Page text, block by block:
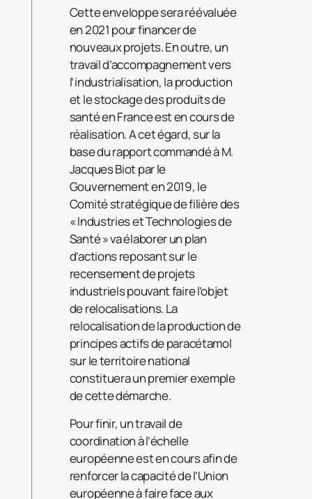
Cette enveloppe sera réévaluée
en 2021 pour financer de
nouveaux projets. En outre, un
travail d’accompagnement vers
l’industrialisation, la production
et le stockage des produits de
santé en France est en cours de
réalisation. A cet égard, sur la
base du rapport commandé à M.
Jacques Biot par le
Gouvernement en 2019, le
Comité stratégique de filière des
« Industries et Technologies de
Santé » va élaborer un plan
d’actions reposant sur le
recensement de projets
industriels pouvant faire l’objet
de relocalisations. La
relocalisation de la production de
principes actifs de paracétamol
sur le territoire national
constituera un premier exemple
de cette démarche.
Pour finir, un travail de
coordination à l’échelle
européenne est en cours afin de
renforcer la capacité de l’Union
européenne à faire face aux